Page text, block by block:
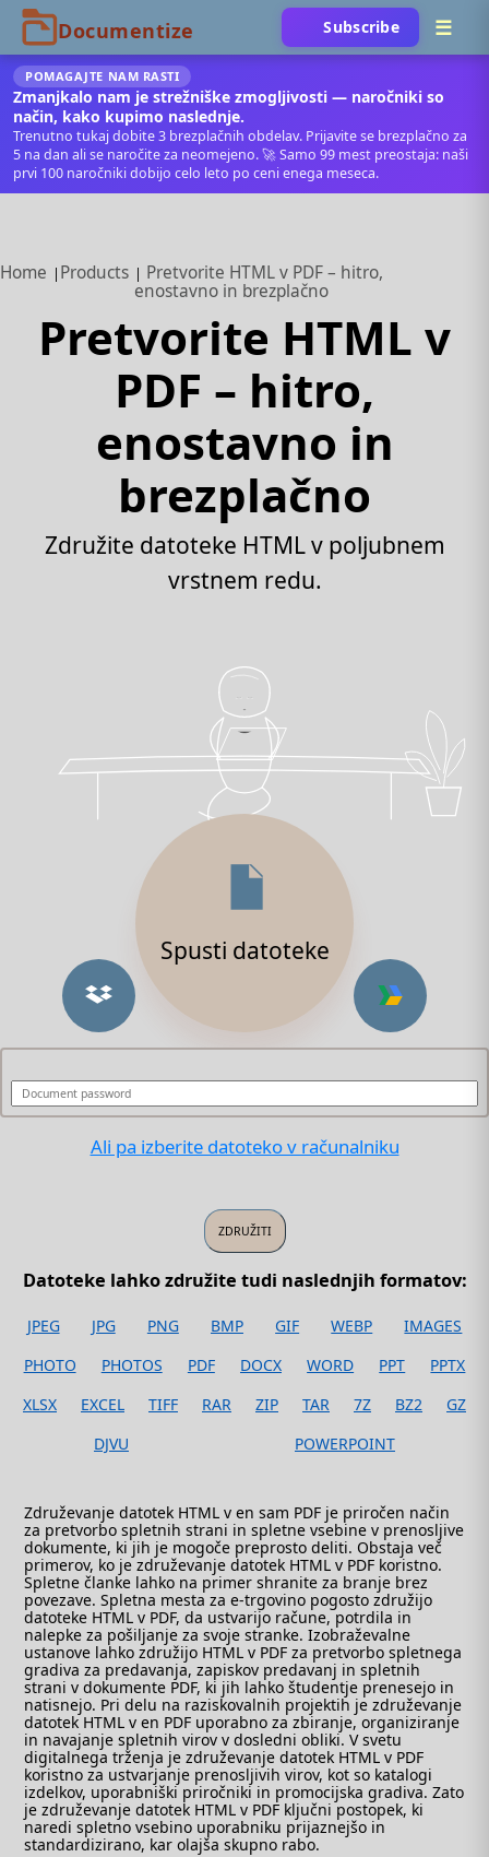
Subscribe
POMAGAJTE NAM RASTI
Zmanjkalo nam je strežniške zmogljivosti — naročniki so
način, kako kupimo naslednje.
Trenutno tukaj dobite 3 brezplačnih obdelav. Prijavite se brezplačno za
5 na dan ali se naročite za neomejeno. 🚀 Samo 99 mest preostaja: naši
prvi 100 naročniki dobijo celo leto po ceni enega meseca.
Home Products
Pretvorite HTML v PDF – hitro,
enostavno in brezplačno
Pretvorite HTML v
PDF – hitro,
enostavno in
brezplačno
Združite datoteke HTML v poljubnem
vrstnem redu.
Spusti datoteke
Ali pa izberite datoteko v računalniku
Datoteke lahko združite tudi naslednjih formatov:
JPEG JPG PNG BMP GIF WEBP
IMAGES
PHOTO
PHOTOS PDF DOCX WORD PPT
PPTX
XLSX
EXCEL TIFF RAR ZIP TAR 7Z BZ2
GZ
DJVU
POWERPOINT
Združevanje datotek HTML v en sam PDF je priročen način
za pretvorbo spletnih strani in spletne vsebine v prenosljive
dokumente, ki jih je mogoče preprosto deliti. Obstaja več
primerov, ko je združevanje datotek HTML v PDF koristno.
Spletne članke lahko na primer shranite za branje brez
povezave. Spletna mesta za e-trgovino pogosto združijo
datoteke HTML v PDF, da ustvarijo račune, potrdila in
nalepke za pošiljanje za svoje stranke. Izobraževalne
ustanove lahko združijo HTML v PDF za pretvorbo spletnega
gradiva za predavanja, zapiskov predavanj in spletnih
strani v dokumente PDF, ki jih lahko študentje prenesejo in
natisnejo. Pri delu na raziskovalnih projektih je združevanje
datotek HTML v en PDF uporabno za zbiranje, organiziranje
in navajanje spletnih virov v dosledni obliki. V svetu
digitalnega trženja je združevanje datotek HTML v PDF
koristno za ustvarjanje prenosljivih virov, kot so katalogi
izdelkov, uporabniški priročniki in promocijska gradiva. Zato
je združevanje datotek HTML v PDF ključni postopek, ki
naredi spletno vsebino uporabniku prijaznejšo in
standardizirano, kar olajša skupno rabo.